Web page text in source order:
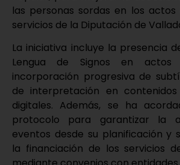
las personas sordas en los actos
servicios de la Diputación de
La iniciativa incluye la presencia
Lengua de Signos en
incorporación progresiva de
de interpretación en contenidos
digitales. Además, se ha
protocolo para garantizar la
eventos desde su planificación y
la financiación de los servicios